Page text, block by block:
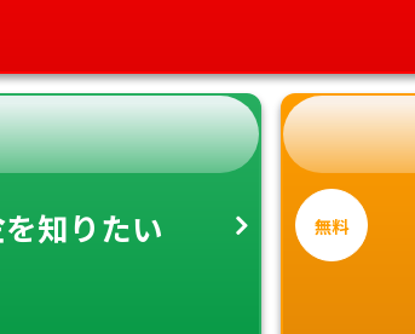
を知りたい 無料